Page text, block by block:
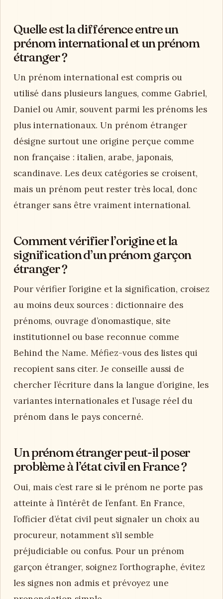
Quelle est la différence entre un
prénom international et un prénom
étranger ?
Un prénom international est compris ou
utilisé dans plusieurs langues, comme Gabriel,
Daniel ou Amir, souvent parmi les prénoms les
plus internationaux. Un prénom étranger
désigne surtout une origine perçue comme
non française : italien, arabe, japonais,
scandinave. Les deux catégories se croisent,
mais un prénom peut rester très local, donc
étranger sans être vraiment international.
Comment vérifier l’origine et la
signification d’un prénom garçon
étranger ?
Pour vérifier l’origine et la signification, croisez
au moins deux sources : dictionnaire des
prénoms, ouvrage d’onomastique, site
institutionnel ou base reconnue comme
Behind the Name. Méfiez-vous des listes qui
recopient sans citer. Je conseille aussi de
chercher l’écriture dans la langue d’origine, les
variantes internationales et l’usage réel du
prénom dans le pays concerné.
Un prénom étranger peut-il poser
problème à l’état civil en France ?
Oui, mais c’est rare si le prénom ne porte pas
atteinte à l’intérêt de l’enfant. En France,
l’officier d’état civil peut signaler un choix au
procureur, notamment s’il semble
préjudiciable ou confus. Pour un prénom
garçon étranger, soignez l’orthographe, évitez
les signes non admis et prévoyez une